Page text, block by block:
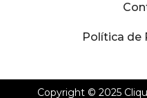
Política de
Copyright © 2025